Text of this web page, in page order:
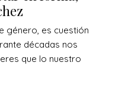
género, es cuestión
décadas nos
que lo nuestro